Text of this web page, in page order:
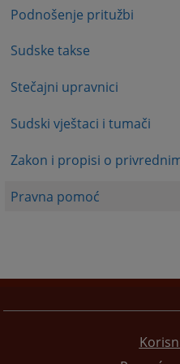
Podnošenje pritužbi
Sudske takse
Stečajni upravnici
Sudski vještaci i tumači
Zakon i propisi o
Pravna pomoć